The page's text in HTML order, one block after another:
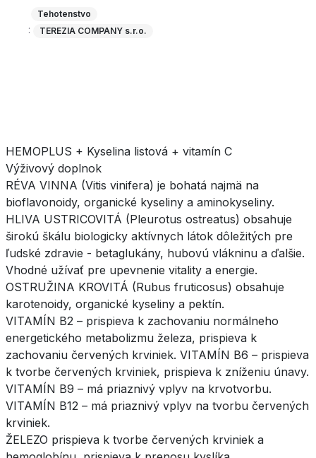
systému.Viac na adc.sk
Tehotenstvo
: TEREZIA COMPANY s.r.o.
HEMOPLUS + Kyselina listová + vitamín C
Výživový doplnok
RÉVA VINNA (Vitis vinifera) je bohatá najmä na
bioflavonoidy, organické kyseliny a aminokyseliny.
HLIVA USTRICOVITÁ (Pleurotus ostreatus) obsahuje
širokú škálu biologicky aktívnych látok dôležitých pre
ľudské zdravie - betaglukány, hubovú vlákninu a ďalšie.
Vhodné užívať pre upevnenie vitality a energie.
OSTRUŽINA KROVITÁ (Rubus fruticosus) obsahuje
karotenoidy, organické kyseliny a pektín.
VITAMÍN B2 – prispieva k zachovaniu normálneho
energetického metabolizmu železa, prispieva k
zachovaniu červených krviniek. VITAMÍN B6 – prispieva
k tvorbe červených krviniek, prispieva k zníženiu únavy.
VITAMÍN B9 – má priaznivý vplyv na krvotvorbu.
VITAMÍN B12 – má priaznivý vplyv na tvorbu červených
krviniek.
ŽELEZO prispieva k tvorbe červených krviniek a